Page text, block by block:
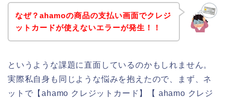
なぜ？ahamoの商品の支払い画面でクレジ
ットカードが使えないエラーが発生！！
というような課題に直面しているのかもしれません。
実際私自身も同じような悩みを抱えたので、まず、ネ
ットで【ahamo クレジットカード】【 ahamo クレジ